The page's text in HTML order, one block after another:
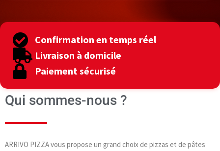
Confirmation en temps réel
Livraison à domicile
Paiement sécurisé
Qui sommes-nous ?
ARRIVO PIZZA vous propose un grand choix de pizzas et de pâtes